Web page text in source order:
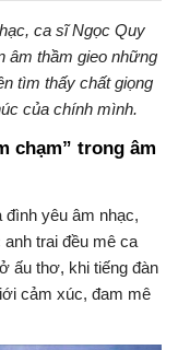
ca sĩ Ngọc Quy
âm thầm gieo những
tìm thấy chất giọng
của chính mình.
chạm” trong âm
đình yêu âm nhạc,
trai đều mê ca
ấu thơ, khi tiếng đàn
cảm xúc, đam mê